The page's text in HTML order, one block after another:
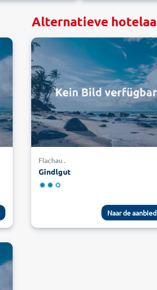
Alternatieve
Flachau .
Gindlgut
Naar de